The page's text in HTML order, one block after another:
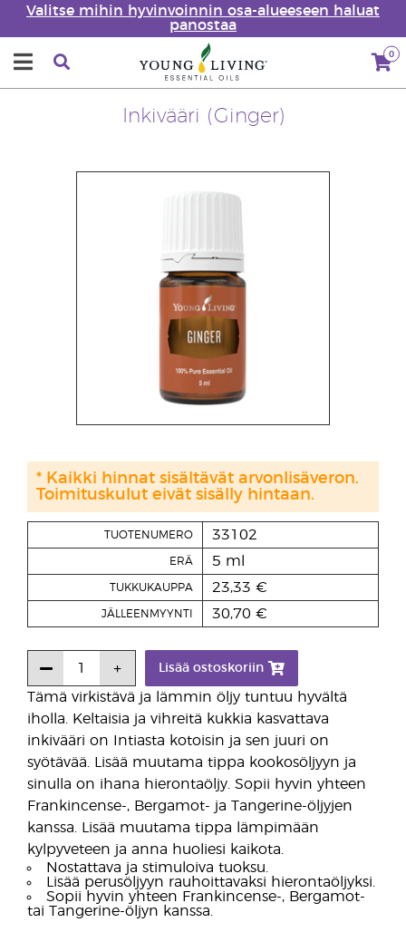
Valitse mihin hyvinvoinnin osa-alueeseen haluat
panostaa
0
Inkivääri (Ginger)
Tämä virkistävä ja lämmin öljy tuntuu hyvältä
iholla. Keltaisia ja vihreitä kukkia kasvattava
inkivääri on Intiasta kotoisin ja sen juuri on
syötävää. Lisää muutama tippa kookosöljyyn ja
sinulla on ihana hierontaöljy. Sopii hyvin yhteen
Frankincense-, Bergamot- ja Tangerine-öljyjen
kanssa. Lisää muutama tippa lämpimään
kylpyveteen ja anna huoliesi kaikota.
Nostattava ja stimuloiva tuoksu.
Lisää perusöljyyn rauhoittavaksi hierontaöljyksi.
Sopii hyvin yhteen Frankincense-, Bergamot-
tai Tangerine-öljyn kanssa.
TUOTENUMERO 33102
ERÄ 5 ml
TUKKUKAUPPA 23,33 €
JÄLLEENMYYNTI 30,70 €
Lisää ostoskoriin
* Kaikki hinnat sisältävät arvonlisäveron.
Toimituskulut eivät sisälly hintaan.